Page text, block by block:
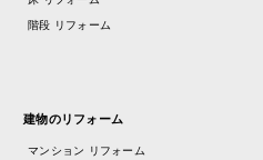
階段 リフォーム
建物のリフォーム
マンション リフォーム